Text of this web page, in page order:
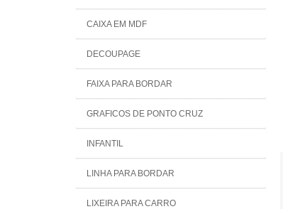
CAIXA EM MDF
DECOUPAGE
FAIXA PARA BORDAR
GRAFICOS DE PONTO CRUZ
INFANTIL
LINHA PARA BORDAR
LIXEIRA PARA CARRO